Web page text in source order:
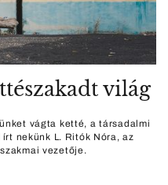
világ
vágta ketté, a társadalmi
nekünk L. Ritók Nóra, az
vezetője.